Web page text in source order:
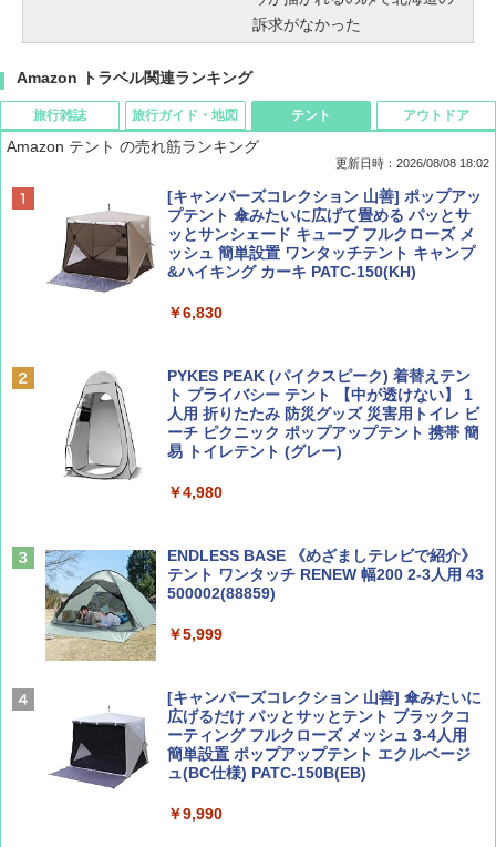
訴求がなかった
Amazon トラベル関連ランキング
旅行雑誌
BE-PAL(ビ-パル) 2026年 9 月号【特別付録:
SOTO ミニマル"旅"財布 ランダム2種】
￥1,500
￥713
AIRLINE（エアライン）2026年9月号【特
集】ボーイング110周年を祝して！
￥1,760
旅行ガイド・地図
D40 地球の歩き方 チェンマイ タイ北部の魅
力的な町 2026～2027 地球の歩き方D アジア
￥2,079
￥2,695
球の歩き方A ヨーロッパ
ァキア 2026～2027 地球の歩き方A ヨーロッ
￥2,277
新しい日本地理 地図・統計・移動から読み
解く (講談社現代新書)
￥1,540
テント
Amazon テント の売れ筋ランキング
更新日時：2026/08/08 18:02
[キャンパーズコレクション 山善] ポップアッ
プテント 傘みたいに広げて畳める パッとサ
ッとサンシェード キューブ フルクローズ メ
ッシュ 簡単設置 ワンタッチテント キャンプ
&ハイキング カーキ PATC-150(KH)
￥6,830
PYKES PEAK (パイクスピーク) 着替えテン
ト プライバシー テント 【中が透けない】 1
人用 折りたたみ 防災グッズ 災害用トイレ ビ
ーチ ピクニック ポップアップテント 携帯 簡
易 トイレテント (グレー)
￥4,980
ENDLESS BASE 《めざましテレビで紹介》
テント ワンタッチ RENEW 幅200 2-3人用 43
500002(88859)
￥5,999
[キャンパーズコレクション 山善] 傘みたいに
広げるだけ パッとサッとテント ブラックコ
ーティング フルクローズ メッシュ 3-4人用
簡単設置 ポップアップテント エクルベージ
ュ(BC仕様) PATC-150B(EB)
￥9,990
アウトドア